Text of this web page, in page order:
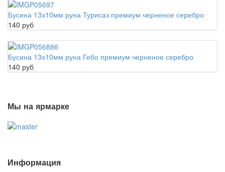
Бусина 13х10мм руна Турисаз премиум черненое серебро
140 руб
Бусина 13х10мм руна Гебо премиум черненое серебро
140 руб
Мы на ярмарке
Информация